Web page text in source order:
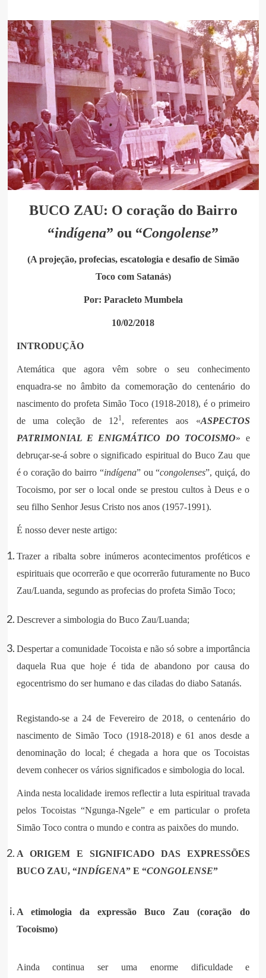
BUCO ZAU: O coração do Bairro
“indígena” ou “Congolense”
(A projeção, profecias, escatologia e desafio de Simão
Toco com Satanás)
Por: Paracleto Mumbela
10/02/2018
INTRODUÇÃO
Atemática que agora vêm sobre o seu conhecimento
enquadra-se no âmbito da comemoração do centenário do
nascimento do profeta Simão Toco (1918-2018), é o primeiro
de uma coleção de 121 , referentes aos «ASPECTOS
PATRIMONIAL E ENIGMÁTICO DO TOCOISMO» e
debruçar-se-á sobre o significado espiritual do Buco Zau que
é o coração do bairro “indígena” ou “congolenses”, quiçá, do
Tocoismo, por ser o local onde se prestou cultos à Deus e o
seu filho Senhor Jesus Cristo nos anos (1957-1991).
É nosso dever neste artigo:
Trazer a ribalta sobre inúmeros acontecimentos proféticos e
espirituais que ocorrerão e que ocorrerão futuramente no Buco
Zau/Luanda, segundo as profecias do profeta Simão Toco;
Descrever a simbologia do Buco Zau/Luanda;
Despertar a comunidade Tocoista e não só sobre a importância
daquela Rua que hoje é tida de abandono por causa do
egocentrismo do ser humano e das ciladas do diabo Satanás.
Registando-se a 24 de Fevereiro de 2018, o centenário do
nascimento de Simão Toco (1918-2018) e 61 anos desde a
denominação do local; é chegada a hora que os Tocoistas
devem conhecer os vários significados e simbologia do local.
Ainda nesta localidade iremos reflectir a luta espiritual travada
pelos Tocoistas “Ngunga-Ngele” e em particular o profeta
Simão Toco contra o mundo e contra as paixões do mundo.
A ORIGEM E SIGNIFICADO DAS EXPRESSÕES
BUCO ZAU, “INDÍGENA” E “CONGOLENSE”
A etimologia da expressão Buco Zau (coração do
Tocoismo)
Ainda continua ser uma enorme dificuldade e